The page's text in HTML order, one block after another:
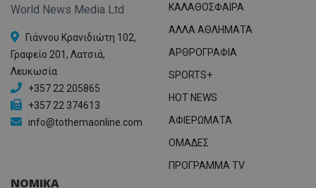
World News Media Ltd
Γιάννου Κρανιδιώτη 102,
Γραφείο 201, Λατσιά,
Λευκωσία
+357 22 205865
+357 22 374613
info@tothemaonline.com
ΚΑΛΑΘΟΣΦΑΙΡΑ
ΑΛΛΑ ΑΘΛΗΜΑΤΑ
ΑΡΘΡΟΓΡΑΦΙΑ
SPORTS+
HOT NEWS
ΑΦΙΕΡΩΜΑΤΑ
ΟΜΑΔΕΣ
ΠΡΟΓΡΑΜΜΑ TV
ΝΟΜΙΚΑ